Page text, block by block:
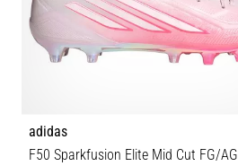
adidas
F50 Sparkfusion Elite Mid Cut FG/AG